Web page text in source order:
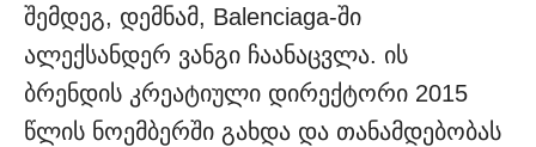
შემდეგ, დემნამ, Balenciaga-ში
ალექსანდერ ვანგი ჩაანაცვლა. ის
ბრენდის კრეატიული დირექტორი 2015
წლის ნოემბერში გახდა და თანამდებობას